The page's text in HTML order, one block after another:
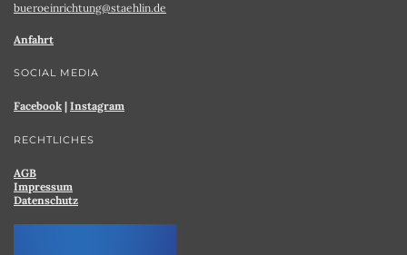
bueroeinrichtung@staehlin.de
Anfahrt
SOCIAL MEDIA
Facebook | Instagram
RECHTLICHES
AGB
Impressum
Datenschutz